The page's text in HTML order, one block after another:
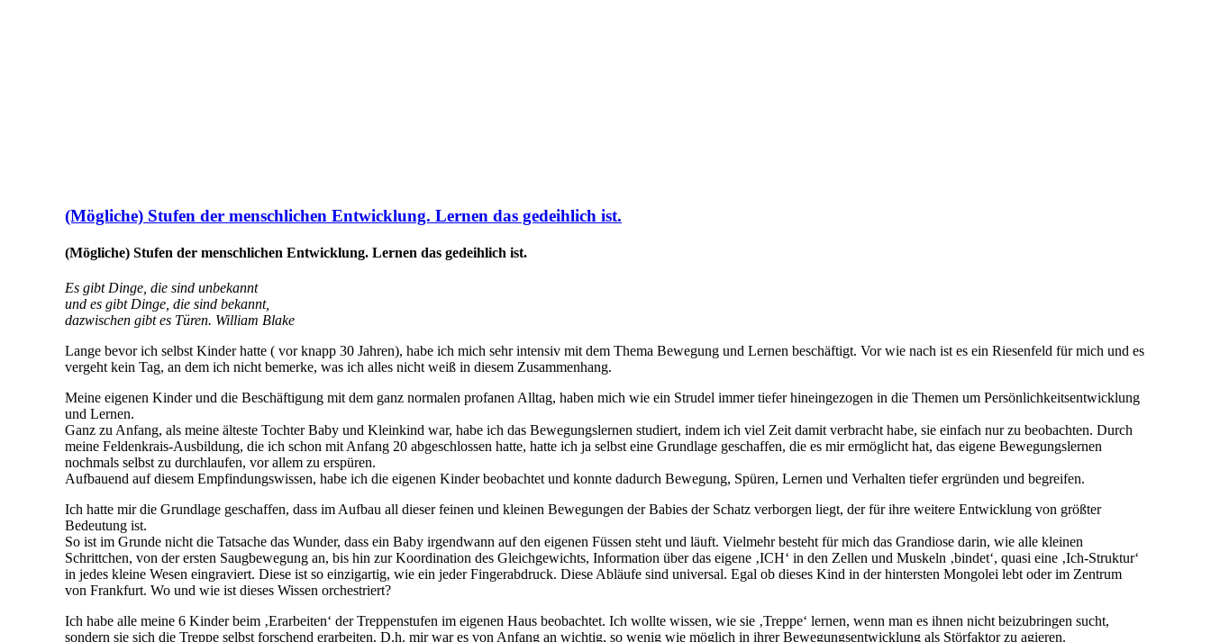
(Mögliche) Stufen der menschlichen Entwicklung. Lernen das gedeihlich ist.
(Mögliche) Stufen der menschlichen Entwicklung. Lernen das gedeihlich ist.
Es gibt Dinge, die sind unbekannt
und es gibt Dinge, die sind bekannt,
dazwischen gibt es Türen. William Blake
Lange bevor ich selbst Kinder hatte ( vor knapp 30 Jahren), habe ich mich sehr intensiv mit dem Thema Bewegung und Lernen beschäftigt. Vor wie nach ist es ein Riesenfeld für mich und es
vergeht kein Tag, an dem ich nicht bemerke, was ich alles nicht weiß in diesem Zusammenhang.
Meine eigenen Kinder und die Beschäftigung mit dem ganz normalen profanen Alltag, haben mich wie ein Strudel immer tiefer hineingezogen in die Themen um Persönlichkeitsentwicklung
und Lernen.
Ganz zu Anfang, als meine älteste Tochter Baby und Kleinkind war, habe ich das Bewegungslernen studiert, indem ich viel Zeit damit verbracht habe, sie einfach nur zu beobachten. Durch
meine Feldenkrais-Ausbildung, die ich schon mit Anfang 20 abgeschlossen hatte, hatte ich ja selbst eine Grundlage geschaffen, die es mir ermöglicht hat, das eigene Bewegungslernen
nochmals selbst zu durchlaufen, vor allem zu erspüren.
Aufbauend auf diesem Empfindungswissen, habe ich die eigenen Kinder beobachtet und konnte dadurch Bewegung, Spüren, Lernen und Verhalten tiefer ergründen und begreifen.
Ich hatte mir die Grundlage geschaffen, dass im Aufbau all dieser feinen und kleinen Bewegungen der Babies der Schatz verborgen liegt, der für ihre weitere Entwicklung von größter
Bedeutung ist.
So ist im Grunde nicht die Tatsache das Wunder, dass ein Baby irgendwann auf den eigenen Füssen steht und läuft. Vielmehr besteht für mich das Grandiose darin, wie alle kleinen
Schrittchen, von der ersten Saugbewegung an, bis hin zur Koordination des Gleichgewichts, Information über das eigene ‚ICH‘ in den Zellen und Muskeln ‚bindet‘, quasi eine ‚Ich-Struktur‘
in jedes kleine Wesen eingraviert. Diese ist so einzigartig, wie ein jeder Fingerabdruck. Diese Abläufe sind universal. Egal ob dieses Kind in der hintersten Mongolei lebt oder im Zentrum
von Frankfurt. Wo und wie ist dieses Wissen orchestriert?
Ich habe alle meine 6 Kinder beim ‚Erarbeiten‘ der Treppenstufen im eigenen Haus beobachtet. Ich wollte wissen, wie sie ‚Treppe‘ lernen, wenn man es ihnen nicht beizubringen sucht,
sondern sie sich die Treppe selbst forschend erarbeiten. D.h. mir war es von Anfang an wichtig, so wenig wie möglich in ihrer Bewegungsentwicklung als Störfaktor zu agieren.